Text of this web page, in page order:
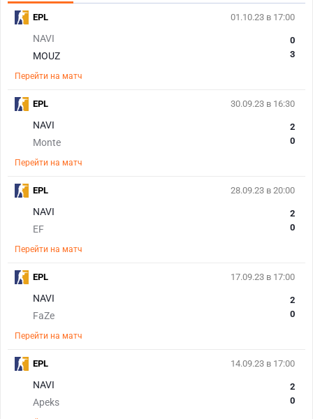
01.10.23 в 17:00
NAVI
MOUZ
0
3
Перейти на матч
EPL
30.09.23 в 16:30
NAVI
Monte
2
0
Перейти на матч
EPL
28.09.23 в 20:00
NAVI
EF
2
0
Перейти на матч
EPL
17.09.23 в 17:00
NAVI
FaZe
2
0
Перейти на матч
EPL
14.09.23 в 17:00
NAVI
Apeks
2
0
EPL